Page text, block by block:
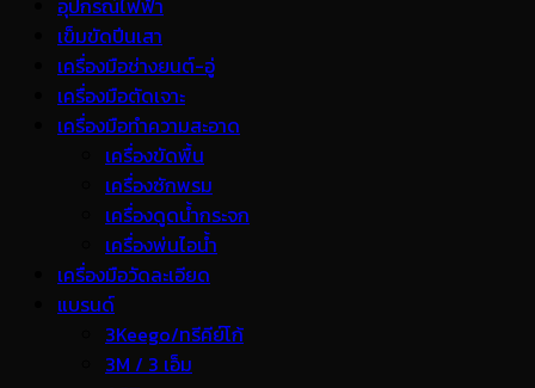
อุปกรณ์ไฟฟ้า
เข็มขัดปีนเสา
เครื่องมือช่างยนต์-อู่
เครื่องมือตัดเจาะ
เครื่องมือทำความสะอาด
เครื่องขัดพื้น
เครื่องซักพรม
เครื่องดูดน้ำกระจก
เครื่องพ่นไอน้ำ
เครื่องมือวัดละเอียด
แบรนด์
3Keego/ทรีคีย์โก้
3M / 3 เอ็ม